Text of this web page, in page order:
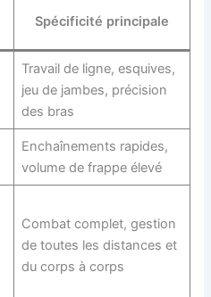
Spécificité principale
Travail de ligne, esquives,
jeu de jambes, précision
des bras
Enchaînements rapides,
volume de frappe élevé
Combat complet, gestion
de toutes les distances et
du corps à corps